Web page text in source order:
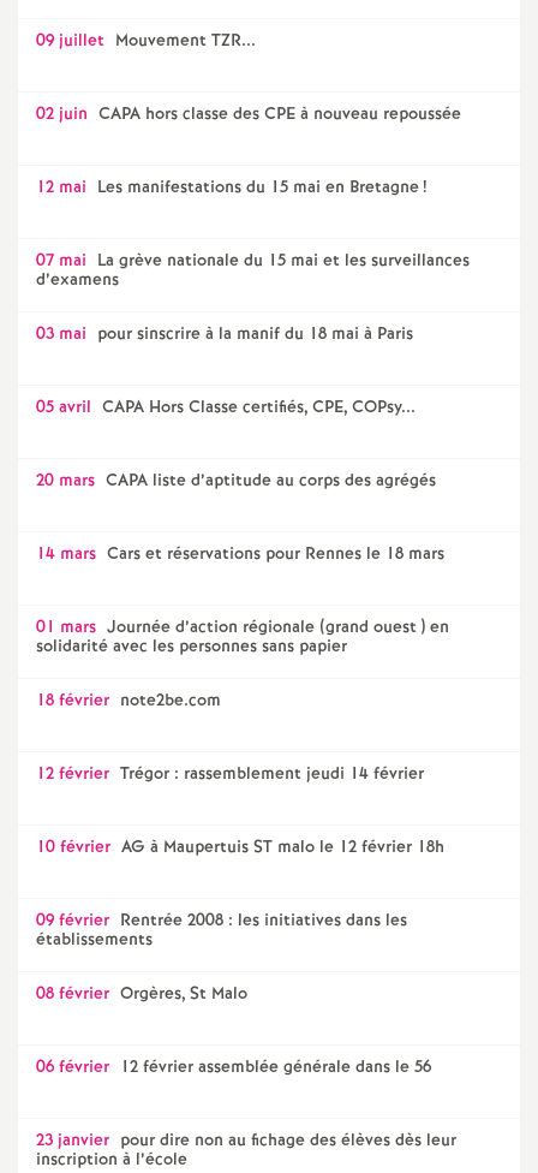
09 juillet Mouvement TZR...
02 juin CAPA hors classe des CPE à nouveau repoussée
12 mai Les manifestations du 15 mai en Bretagne!
07 mai La grève nationale du 15 mai et les surveillances
d’examens
03 mai pour sinscrire à la manif du 18 mai à Paris
05 avril CAPA Hors Classe certifiés, CPE, COPsy...
20 mars CAPA liste d’aptitude au corps des agrégés
14 mars Cars et réservations pour Rennes le 18 mars
01 mars Journée d’action régionale (grand ouest ) en
solidarité avec les personnes sans papier
18 février note2be.com
12 février Trégor : rassemblement jeudi 14 février
10 février AG à Maupertuis ST malo le 12 février 18h
09 février Rentrée 2008 : les initiatives dans les
établissements
08 février Orgères, St Malo
06 février 12 février assemblée générale dans le 56
23 janvier pour dire non au fichage des élèves dès leur
inscription à l’école